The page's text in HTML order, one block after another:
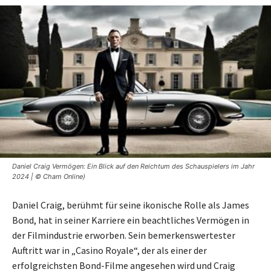
Daniel Craig Vermögen: Ein Blick auf den Reichtum des Schauspielers im Jahr
2024 | © Cham Online)
Daniel Craig, berühmt für seine ikonische Rolle als James
Bond, hat in seiner Karriere ein beachtliches Vermögen in
der Filmindustrie erworben. Sein bemerkenswertester
Auftritt war in „Casino Royale“, der als einer der
erfolgreichsten Bond-Filme angesehen wird und Craig